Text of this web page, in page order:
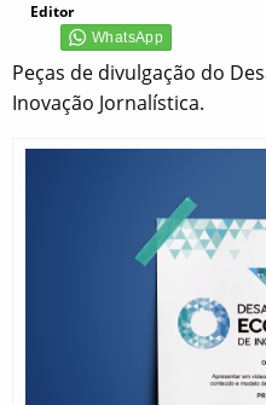
Editor
Peças de divulgação do
Inovação Jornalística.